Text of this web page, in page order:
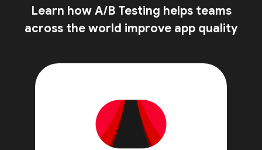
Learn how A/B Testing helps teams
across the world improve app quality